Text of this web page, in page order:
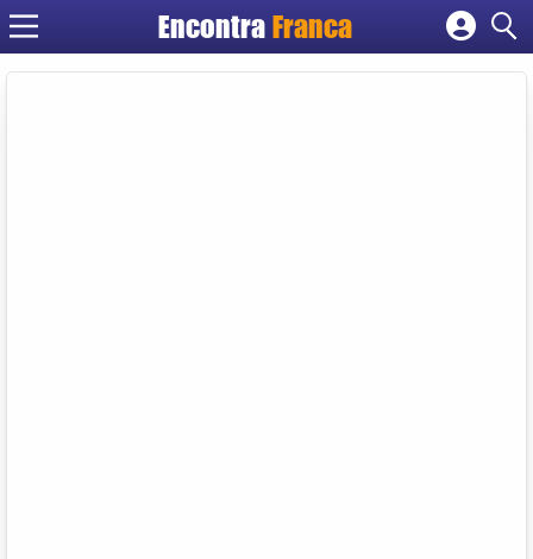
Encontra Franca
Cadastrar empresa